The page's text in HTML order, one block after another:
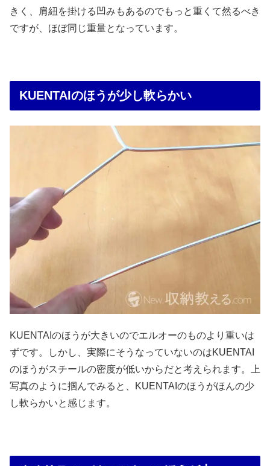
きく、肩紐を掛ける凹みもあるのでもっと重くて然るべき
ですが、ほぼ同じ重量となっています。
KUENTAIのほうが少し軟らかい
KUENTAIのほうが大きいのでエルオーのものより重いは
ずです。しかし、実際にそうなっていないのはKUENTAI
のほうがスチールの密度が低いからだと考えられます。上
写真のように掴んでみると、KUENTAIのほうがほんの少
し軟らかいと感じます。